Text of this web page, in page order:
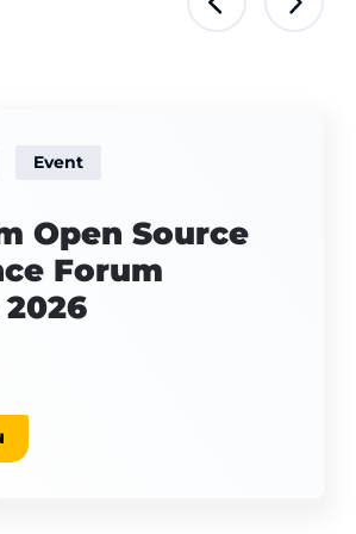
Event
Open Source
Forum